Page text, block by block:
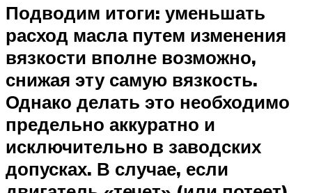
Подводим итоги: уменьшать
расход масла путем изменения
вязкости вполне возможно,
снижая эту самую вязкость.
Однако делать это необходимо
предельно аккуратно и
исключительно в заводских
допусках. В случае, если